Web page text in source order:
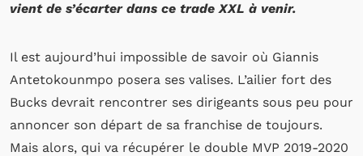
vient de s’écarter dans ce trade XXL à venir.
Il est aujourd’hui impossible de savoir où Giannis
Antetokounmpo posera ses valises. L’ailier fort des
Bucks devrait rencontrer ses dirigeants sous peu pour
annoncer son départ de sa franchise de toujours.
Mais alors, qui va récupérer le double MVP 2019-2020